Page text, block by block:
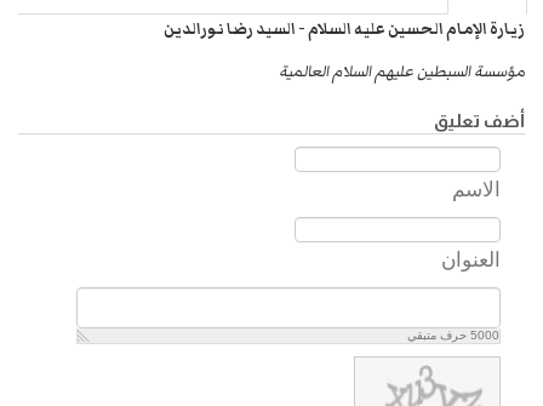
زيارة الإمام الحسين عليه السلام - السيد رضا نورالدين
مؤسسة السبطين عليهم السلام العالمية
أضف تعليق
الاسم
العنوان
5000 حرف متبقي